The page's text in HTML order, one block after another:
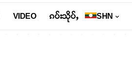
VIDEO ၵပ်းသိုပ်ႇ SHN